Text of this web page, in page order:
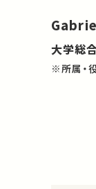
大学総
※所属・